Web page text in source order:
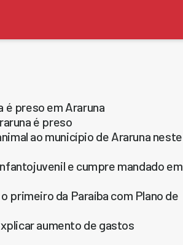
preso em Araruna
é preso
ao município de Araruna neste
e cumpre mandado em
primeiro da Paraíba com Plano de
aumento de gastos